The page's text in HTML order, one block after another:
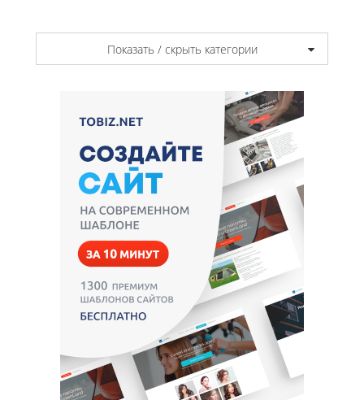
Показать / скрыть категории